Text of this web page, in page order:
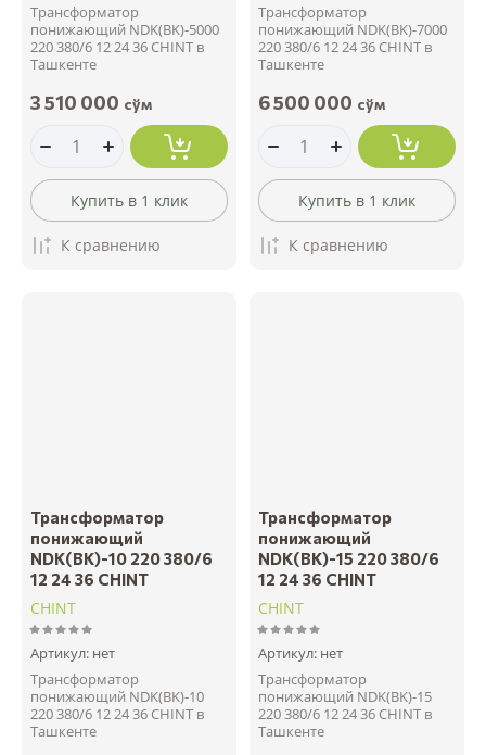
Трансформатор
понижающий NDK(BK)-5000
220 380/6 12 24 36 CHINT в
Ташкенте
3 510 000 сўм
Купить в 1 клик
К сравнению
Трансформатор
понижающий NDK(BK)-7000
220 380/6 12 24 36 CHINT в
Ташкенте
6 500 000 сўм
Купить в 1 клик
К сравнению
Трансформатор
понижающий
NDK(BK)-10 220 380/6
12 24 36 CHINT
CHINT
Артикул: нет
Трансформатор
понижающий NDK(BK)-10
220 380/6 12 24 36 CHINT в
Ташкенте
Трансформатор
понижающий
NDK(BK)-15 220 380/6
12 24 36 CHINT
CHINT
Артикул: нет
Трансформатор
понижающий NDK(BK)-15
220 380/6 12 24 36 CHINT в
Ташкенте